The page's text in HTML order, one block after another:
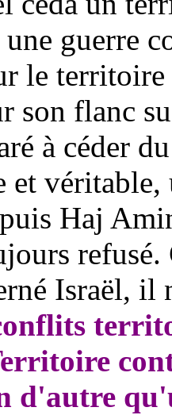
guerre
le
son flanc
à céder
et véritable,
Haj
Israël,
d'autre